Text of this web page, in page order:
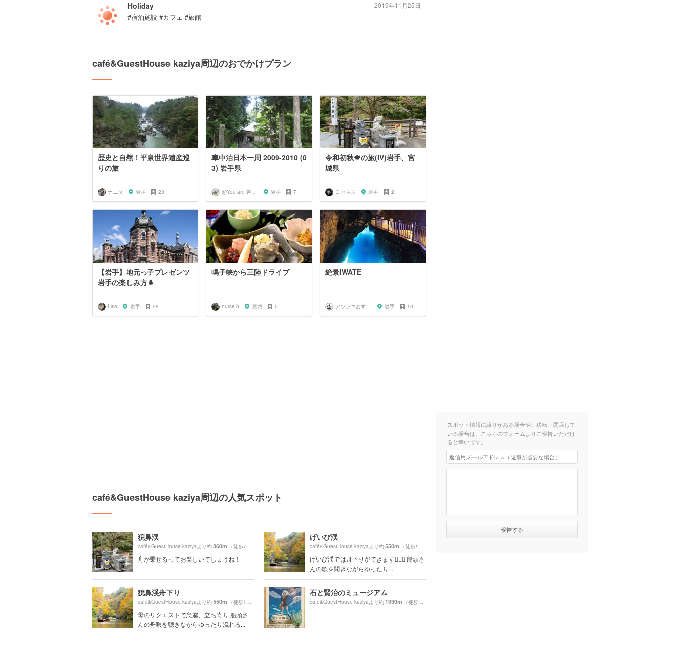
Holiday
#宿泊施設 #カフェ #旅館
2019年11月25日
café&GuestHouse kaziya周辺のおでかけプラン
歴史と自然！平泉世界遺産巡
りの旅
ナユタ 岩手 23
車中泊日本一周 2009-2010 (0
3) 岩手県
@You are 善知識 岩手 7
令和初秋🍁の旅(IV)岩手、宮
城県
ヨハネス 岩手 2
【岩手】地元っ子プレゼンツ
岩手の楽しみ方🌲
Lisa 岩手 59
鳴子峡から三陸ドライブ
nurse.h 宮城 0
絶景IWATE
アツラエおすすめ旅プラン！ 岩手 10
café&GuestHouse kaziya周辺の人気スポット
猊鼻渓
café&GuestHouse kaziyaより約360m （徒歩7分）
舟が乗せるってお楽しいでしょうね！
げいび渓
café&GuestHouse kaziyaより約550m （徒歩10分）
げいび渓では舟下りができます🚣🏽‍♂️ 船頭さ
んの歌を聞きながらゆったり...
猊鼻渓舟下り
café&GuestHouse kaziyaより約550m （徒歩10分）
母のリクエストで急遽、立ち寄り 船頭さ
んの舟唄を聴きながらゆったり流れる...
石と賢治のミュージアム
café&GuestHouse kaziyaより約1930m （徒歩33分）
スポット情報に誤りがある場合や、移転・閉店して
いる場合は、こちらのフォームよりご報告いただけ
ると幸いです。